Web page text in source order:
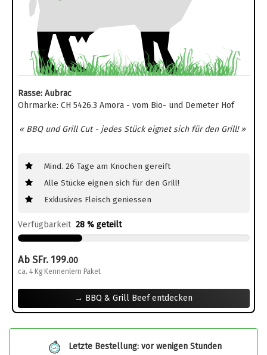
Rasse: Aubrac
Ohrmarke: CH 5426.3 Amora - vom Bio- und Demeter Hof
« BBQ und Grill Cut - jedes Stück eignet sich für den Grill! »
Mind. 26 Tage am Knochen gereift
Alle Stücke eignen sich für den Grill!
Exklusives Fleisch geniessen
Verfügbarkeit 28 % geteilt
Ab SFr. 199.00
ca. 4 Kg Kennenlern Paket
→ BBQ & Grill Beef entdecken
Letzte Bestellung: vor wenigen Stunden